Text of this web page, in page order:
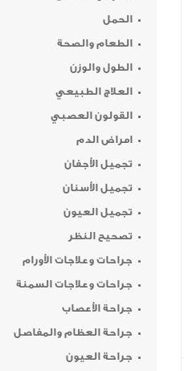
الحمل
الطعام والصحة
الطول والوزن
العلاج الطبيعي
القولون العصبي
امراض الدم
تجميل الأجفان
تجميل الأسنان
تجميل العيون
تصحيح النظر
جراحات وعلاجات الأورام
جراحات وعلاجات السمنة
جراحة الأعصاب
جراحة العظام والمفاصل
جراحة العيون